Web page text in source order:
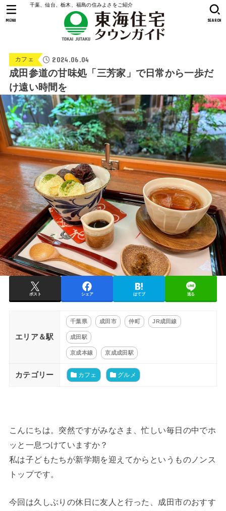
千葉、仙台、栃木、福島の住みよさをご紹介
SEARCH
MENU
カフェ 2024.06.04
成田参道の甘味処「三芳家」で日常から一歩だ
け遠い時間を
ポスト シェア はてブ 送る
エリア＆駅
千葉県 成田市 仲町 JR成田線
成田駅
京成本線 京成成田駅
カテゴリー カフェ グルメ
こんにちは。突然ですがみなさま、忙しい毎日の中でホ
ッと一息つけていますか？
私は子どもたちが新学期を迎えてからというものノンス
トップです。
今回は久しぶりの休日に友人と行った、成田市のおすす